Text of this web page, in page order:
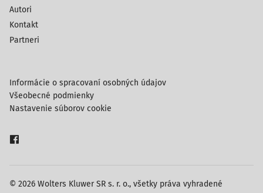
Autori
Kontakt
Partneri
© 2026 Wolters Kluwer SR s. r. o., všetky práva vyhradené
Informácie o spracovaní osobných údajov
Všeobecné podmienky
Nastavenie súborov cookie